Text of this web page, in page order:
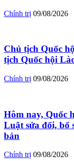
Chính trị 09/08/2026
Chủ tịch Quốc
tịch Quốc hội
Chính trị 09/08/2026
Hôm nay, Quốc
Luật sửa đổi, bổ
bản
Chính trị 09/08/2026